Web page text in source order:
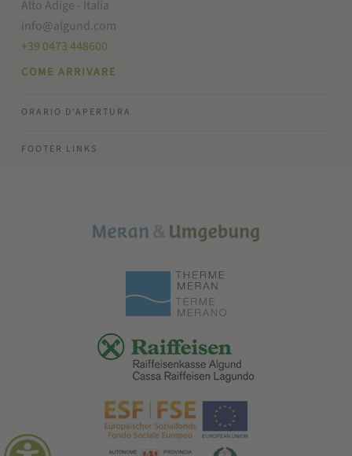
Alto Adige - Italia
info@algund.com
+39 0473 448600
COME ARRIVARE
ORARIO D'APERTURA
FOOTER LINKS